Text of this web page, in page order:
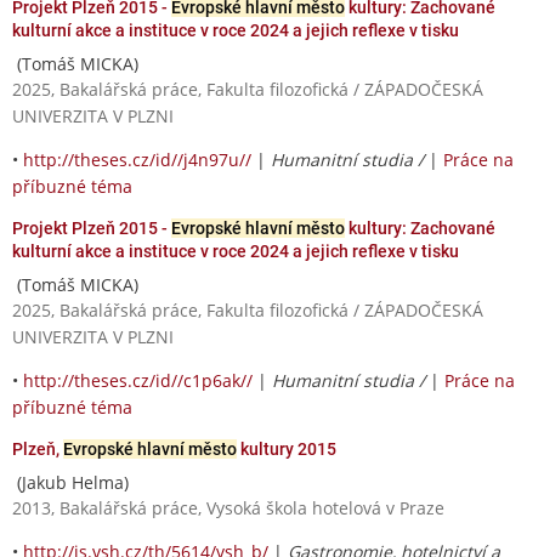
Projekt Plzeň 2015 - Evropské hlavní město kultury: Zachované
kulturní akce a instituce v roce 2024 a jejich reflexe v tisku
(Tomáš MICKA)
2025, Bakalářská práce, Fakulta filozofická / ZÁPADOČESKÁ
UNIVERZITA V PLZNI
• http://theses.cz/id//j4n97u// | Humanitní studia / | Práce na
příbuzné téma
Projekt Plzeň 2015 - Evropské hlavní město kultury: Zachované
kulturní akce a instituce v roce 2024 a jejich reflexe v tisku
(Tomáš MICKA)
2025, Bakalářská práce, Fakulta filozofická / ZÁPADOČESKÁ
UNIVERZITA V PLZNI
• http://theses.cz/id//c1p6ak// | Humanitní studia / | Práce na
příbuzné téma
Plzeň, Evropské hlavní město kultury 2015
(Jakub Helma)
2013, Bakalářská práce, Vysoká škola hotelová v Praze
• http://is.vsh.cz/th/5614/vsh_b/ | Gastronomie, hotelnictví a